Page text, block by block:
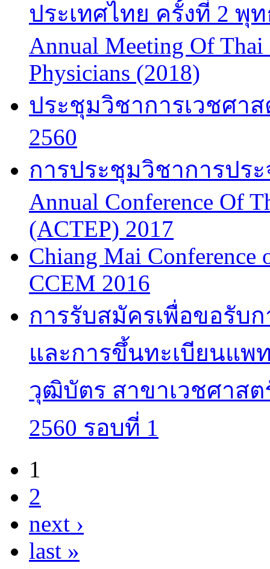
ประเทศไทย ครั้งที่ 2 พุท
Annual Meeting Of
Physicians (2018)
ประชุมวิชาการเวชศา
2560
การประชุมวิชาการปร
Annual Conference Of
(ACTEP) 2017
Chiang Mai Conference
CCEM 2016
การรับสมัครเพื่อขอรับ
และการขึ้นทะเบียนแพ
วุฒิบัตร สาขาเวชศาส
2560 รอบที่ 1
Pages
1
2
next ›
last »